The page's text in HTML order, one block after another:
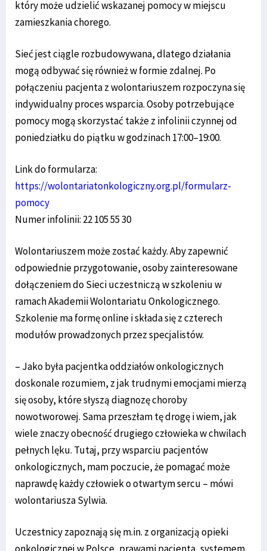
który może udzielić wskazanej pomocy w miejscu
zamieszkania chorego.
Sieć jest ciągle rozbudowywana, dlatego działania
mogą odbywać się również w formie zdalnej. Po
połączeniu pacjenta z wolontariuszem rozpoczyna się
indywidualny proces wsparcia. Osoby potrzebujące
pomocy mogą skorzystać także z infolinii czynnej od
poniedziałku do piątku w godzinach 17:00–19:00.
Link do formularza:
https://wolontariatonkologiczny.org.pl/formularz-
pomocy
Numer infolinii: 22 105 55 30
Wolontariuszem może zostać każdy. Aby zapewnić
odpowiednie przygotowanie, osoby zainteresowane
dołączeniem do Sieci uczestniczą w szkoleniu w
ramach Akademii Wolontariatu Onkologicznego.
Szkolenie ma formę online i składa się z czterech
modułów prowadzonych przez specjalistów.
– Jako była pacjentka oddziałów onkologicznych
doskonale rozumiem, z jak trudnymi emocjami mierzą
się osoby, które słyszą diagnozę choroby
nowotworowej. Sama przeszłam tę drogę i wiem, jak
wiele znaczy obecność drugiego człowieka w chwilach
pełnych lęku. Tutaj, przy wsparciu pacjentów
onkologicznych, mam poczucie, że pomagać może
naprawdę każdy człowiek o otwartym sercu – mówi
wolontariusza Sylwia.
Uczestnicy zapoznają się m.in. z organizacją opieki
onkologicznej w Polsce, prawami pacjenta, systemem